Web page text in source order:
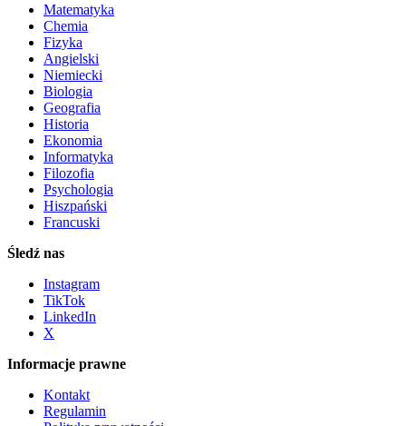
Matematyka
Chemia
Fizyka
Angielski
Niemiecki
Biologia
Geografia
Historia
Ekonomia
Informatyka
Filozofia
Psychologia
Hiszpański
Francuski
Śledź nas
Instagram
TikTok
LinkedIn
X
Informacje prawne
Kontakt
Regulamin